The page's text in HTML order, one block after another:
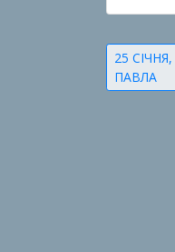
п
у
б
л
25
ПАВЛА